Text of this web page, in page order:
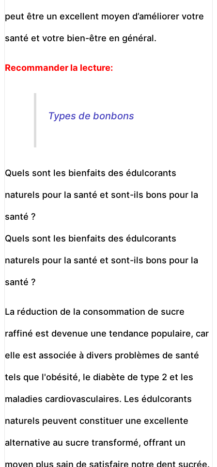
peut être un excellent moyen d’améliorer votre
santé et votre bien-être en général.
Recommander la lecture:
Types de bonbons
Quels sont les bienfaits des édulcorants
naturels pour la santé et sont-ils bons pour la
santé ?
La réduction de la consommation de sucre
raffiné est devenue une tendance populaire, car
elle est associée à divers problèmes de santé
tels que l'obésité, le diabète de type 2 et les
maladies cardiovasculaires. Les édulcorants
naturels peuvent constituer une excellente
alternative au sucre transformé, offrant un
moyen plus sain de satisfaire notre dent sucrée.